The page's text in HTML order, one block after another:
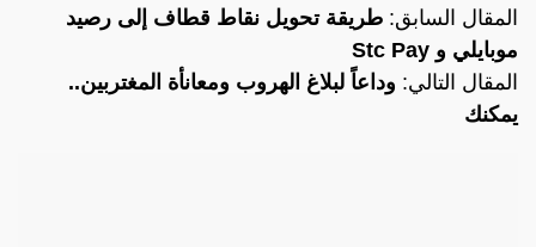
المقال السابق: طريقة تحويل نقاط قطاف إلى رصيد
موبايلي و Stc Pay
المقال التالي: وداعاً لبلاغ الهروب ومعانأة المغتربين..
يمكنك